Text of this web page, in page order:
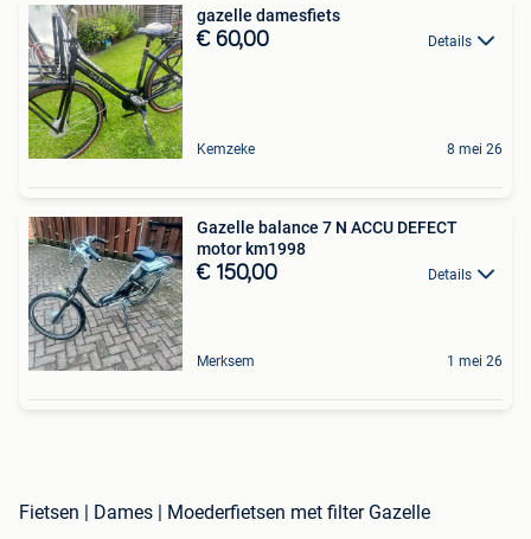
gazelle damesfiets
€ 60,00 Details
Kemzeke 8 mei 26
Gazelle balance 7 N ACCU DEFECT
motor km1998
€ 150,00 Details
Merksem 1 mei 26
Fietsen | Dames | Moederfietsen met filter Gazelle